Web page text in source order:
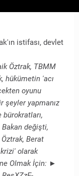
istifası, devlet
Öztrak, TBMM
hükümetin 'acı
oyunu
şeyler yapmanız
değişti,
Berat
olarak
Olmak İçin: ►